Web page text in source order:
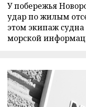
У побережья
удар по жилым
этом экипаж
морской